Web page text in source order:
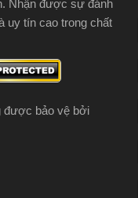
Nhận được sự đánh
uy tín cao trong chất
được bảo vệ bởi